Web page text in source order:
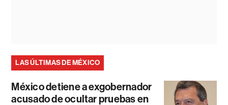
LAS ÚLTIMAS DE MÉXICO
México detiene a exgobernador
acusado de ocultar pruebas en